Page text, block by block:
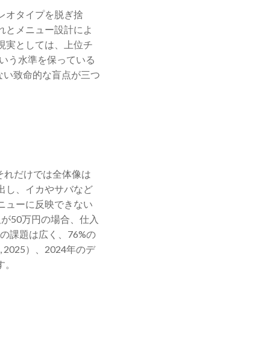
オタイプを脱ぎ捨
とメニュー設計によ
実としては、上位チ
う水準を保っている
致命的な盲点が三つ
れだけでは全体像は
し、イカやサバなど
ューに反映できない
50万円の場合、仕入
課題は広く、76%の
2025）、2024年のデ